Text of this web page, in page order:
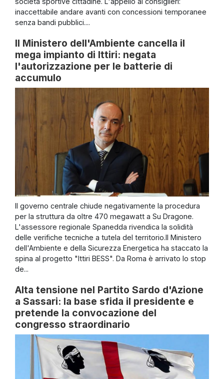
inaccettabile andare avanti con concessioni temporanee
senza bandi pubblici....
Il Ministero dell'Ambiente cancella il
mega impianto di Ittiri: negata
l'autorizzazione per le batterie di
accumulo
Il governo centrale chiude negativamente la procedura
per la struttura da oltre 470 megawatt a Su Dragone.
L'assessore regionale Spanedda rivendica la solidità
delle verifiche tecniche a tutela del territorio.Il Ministero
dell'Ambiente e della Sicurezza Energetica ha staccato la
spina al progetto "Ittiri BESS". Da Roma è arrivato lo stop
de...
Alta tensione nel Partito Sardo d'Azione
a Sassari: la base sfida il presidente e
pretende la convocazione del
congresso straordinario